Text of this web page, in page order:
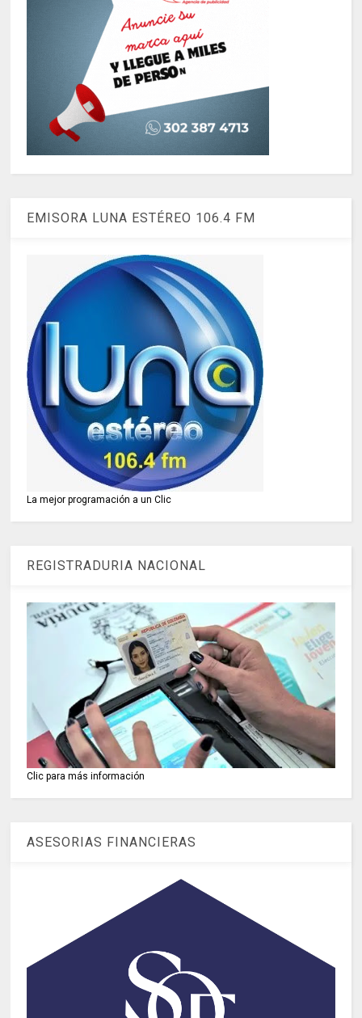
EMISORA LUNA ESTÉREO 106.4 FM
La mejor programación a un Clic
REGISTRADURIA NACIONAL
Clic para más información
ASESORIAS FINANCIERAS